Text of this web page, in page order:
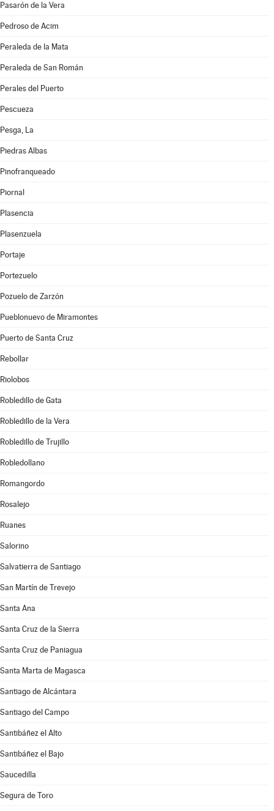
Pasarón de la Vera
Pedroso de Acim
Peraleda de la Mata
Peraleda de San Román
Perales del Puerto
Pescueza
Pesga, La
Piedras Albas
Pinofranqueado
Piornal
Plasencia
Plasenzuela
Portaje
Portezuelo
Pozuelo de Zarzón
Pueblonuevo de Miramontes
Puerto de Santa Cruz
Rebollar
Riolobos
Robledillo de Gata
Robledillo de la Vera
Robledillo de Trujillo
Robledollano
Romangordo
Rosalejo
Ruanes
Salorino
Salvatierra de Santiago
San Martín de Trevejo
Santa Ana
Santa Cruz de la Sierra
Santa Cruz de Paniagua
Santa Marta de Magasca
Santiago de Alcántara
Santiago del Campo
Santibáñez el Alto
Santibáñez el Bajo
Saucedilla
Segura de Toro